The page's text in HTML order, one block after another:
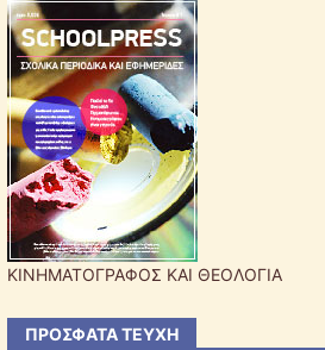
ΚΙΝΗΜΑΤΟΓΡΑΦΟΣ ΚΑΙ ΘΕΟΛΟΓΙΑ
ΠΡΌΣΦΑΤΑ ΤΕΎΧΗ